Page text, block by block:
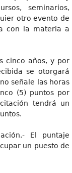
seminarios,
otro evento de
con la materia a
cinco años, y por
se otorgará
señale las horas
(5) puntos por
tendrá un
El puntaje
un puesto de